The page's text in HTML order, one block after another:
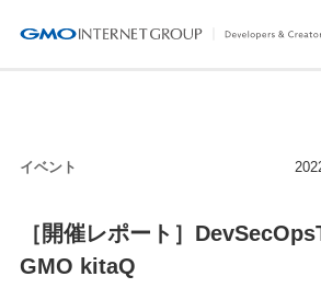
イベント
［開催レポート］
GMO kitaQ